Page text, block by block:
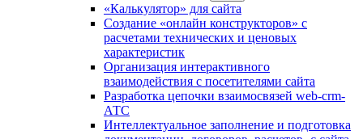
«Калькулятор» для сайта
Создание «онлайн конструкторов» с
расчетами технических и ценовых
характеристик
Организация интерактивного
взаимодействия с посетителями сайта
Разработка цепочки взаимосвязей web-crm-
АТС
Интеллектуальное заполнение и подготовка